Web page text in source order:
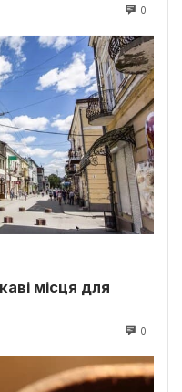
0
місця для
0